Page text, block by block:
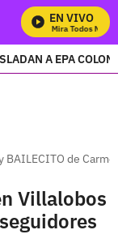
EN VIVO
Mira Todos
A EPA
BAILECITO de
Villalobos